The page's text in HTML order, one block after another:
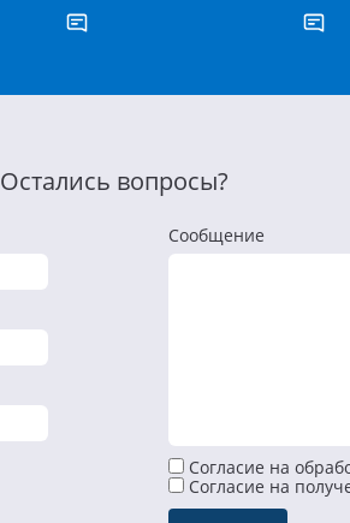
Остались вопросы?
Сообщение
Согласие на
Cогласие на